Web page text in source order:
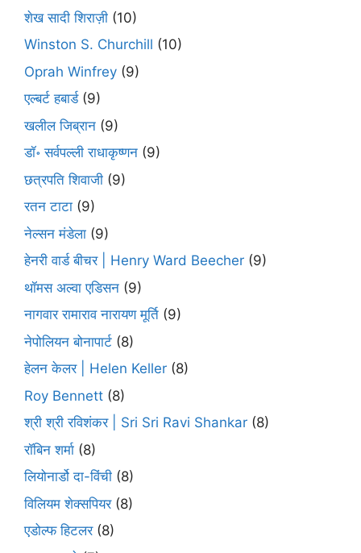
शेख सादी शिराज़ी (10)
Winston S. Churchill (10)
Oprah Winfrey (9)
एल्बर्ट हबार्ड(9)
खलील जिब्रान (9)
डॉ॰ सर्वपल्ली राधाकृष्णन (9)
छत्रपति शिवाजी (9)
रतन टाटा (9)
नेल्सन मंडेला (9)
हेनरी वार्ड बीचर | Henry Ward Beecher (9)
थॉमस अल्वा एडिसन (9)
नागवार रामाराव नारायण मूर्ति (9)
नेपोलियन बोनापार्ट (8)
हेलन केलर | Helen Keller (8)
Roy Bennett (8)
श्री श्री रविशंकर | Sri Sri Ravi Shankar (8)
रॉबिन शर्मा (8)
लियोनार्डो दा-विंची (8)
विलियम शेक्सपियर(8)
एडोल्फ हिटलर(8)